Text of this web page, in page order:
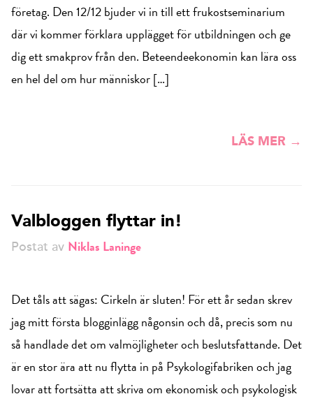
företag. Den 12/12 bjuder vi in till ett frukostseminarium
där vi kommer förklara upplägget för utbildningen och ge
dig ett smakprov från den. Beteendeekonomin kan lära oss
en hel del om hur människor […]
LÄS MER →
Valbloggen flyttar in!
Postat av Niklas Laninge
Det tåls att sägas: Cirkeln är sluten! För ett år sedan skrev
jag mitt första blogginlägg någonsin och då, precis som nu
så handlade det om valmöjligheter och beslutsfattande. Det
är en stor ära att nu flytta in på Psykologifabriken och jag
lovar att fortsätta att skriva om ekonomisk och psykologisk